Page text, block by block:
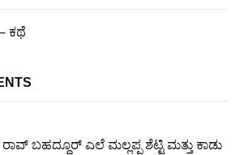
ಕಥೆ
ರಾವ್ ಬಹದ್ದೂರ್ ಎಲೆ ಮಲ್ಲಪ್ಪ ಶೆಟ್ಟಿ ಮತ್ತು ಕಾಡು